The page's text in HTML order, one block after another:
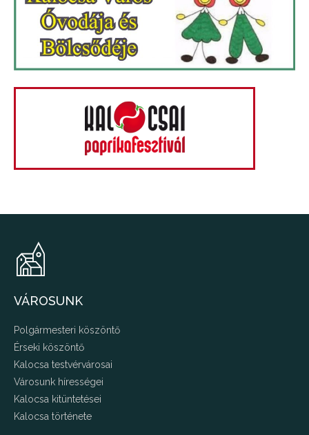
VÁROSUNK
Polgármesteri köszöntő
Érseki köszöntő
Kalocsa testvérvárosai
Városunk hírességei
Kalocsa kitüntetései
Kalocsa története